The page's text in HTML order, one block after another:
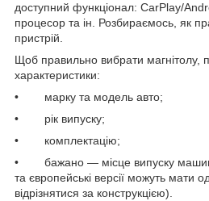
доступний функціонал: CarPlay/
процесор та ін. Розбираємось, як
пристрій.
Щоб правильно вибрати магнітолу,
характеристики:
• марку та модель авто;
• рік випуску;
• комплектацію;
• бажано — місце випуску машини
та європейські версії можуть мати
відрізнятися за конструкцією).